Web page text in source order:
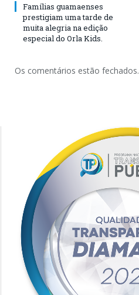
Famílias guamaenses
prestigiam uma tarde de
muita alegria na edição
especial do Orla Kids.
Os comentários estão fechados.